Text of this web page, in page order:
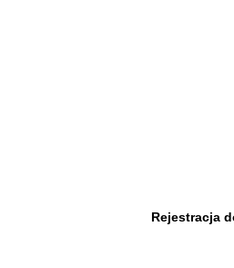
Rejestracja